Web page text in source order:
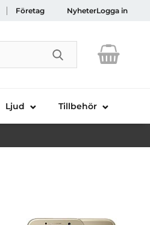
Företag NyheterLogga in
Genomför
Ljud Tillbehör